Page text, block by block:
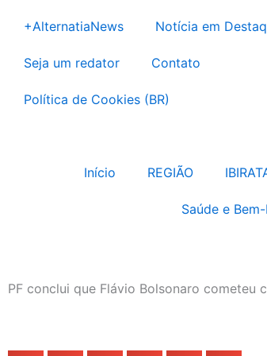
para
conteúdo
+AlternatiaNews Notícia em
Seja um redator Contato
Política de Cookies (BR)
Início REGIÃO
Saúde e
PF conclui que Flávio Bolsonaro cometeu